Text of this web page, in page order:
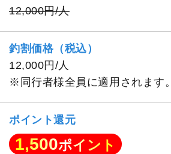
12,000円/人
釣割価格（税込）
12,000円/人
※同行者様全員に適用されます。
ポイント還元
1,500ポイント